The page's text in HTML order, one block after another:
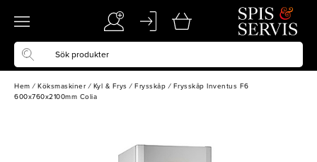
Hem / Köksmaskiner / Kyl & Frys / Frysskåp / Frysskåp Inventus F6
600x760x2100mm Colia